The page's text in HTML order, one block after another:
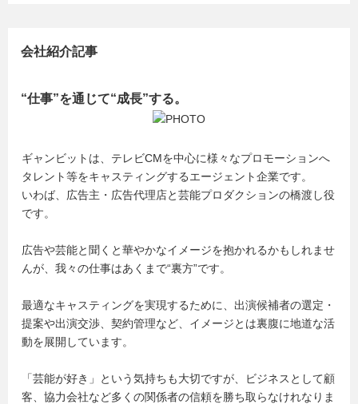
会社紹介記事
“仕事”を通じて“成長”する。
ギャンビットは、テレビCMを中心に様々なプロモーションへ
タレント等をキャスティングするエージェント企業です。
いわば、広告主・広告代理店と芸能プロダクションの橋渡し役
です。
広告や芸能と聞くと華やかなイメージを抱かれるかもしれませ
んが、我々の仕事はあくまで“裏方”です。
最適なキャスティングを実現するために、出演候補者の選定・
提案や出演交渉、契約管理など、イメージとは裏腹に地道な活
動を展開しています。
「芸能が好き」という気持ちも大切ですが、ビジネスとして顧
客、協力会社など多くの関係者の信頼を勝ち取らなけれなりま